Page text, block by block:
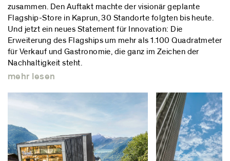
zusammen. Den Auftakt machte der visionär geplante
Flagship-Store in Kaprun, 30 Standorte folgten bis heute.
Und jetzt ein neues Statement für Innovation: Die
Erweiterung des Flagships um mehr als 1.100 Quadratmeter
für Verkauf und Gastronomie, die ganz im Zeichen der
Nachhaltigkeit steht.
mehr lesen